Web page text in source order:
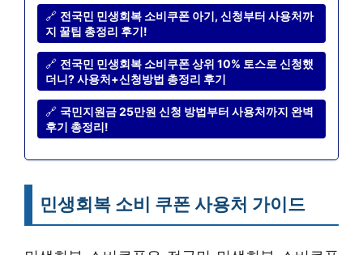
🔗 전국민 민생회복 소비쿠폰 아기, 신청부터 사용처까
지 꿀팁 총정리 후기!
🔗 전국민 민생회복 소비쿠폰 상위 10% 토스로 신청했
더니? 사용처+신청방법 총정리 후기
🔗 국민지원금 25만원 신청 방법부터 사용처까지 완벽
후기 총정리!
민생회복 소비 쿠폰 사용처 가이드